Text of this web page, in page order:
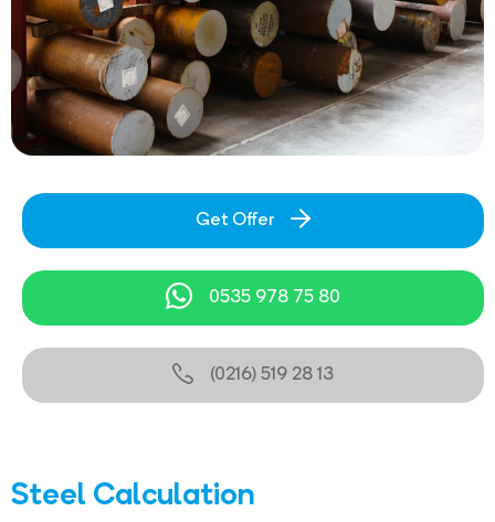
Get Offer
0535 978 75 80
(0216) 519 28 13
Steel Calculation